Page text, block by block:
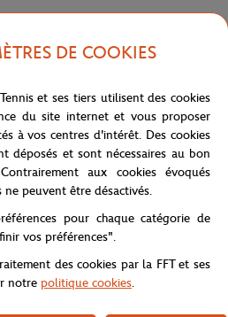
DE COOKIES
et ses tiers utilisent des cookies
du site internet et vous proposer
à vos centres d'intérêt. Des cookies
déposés et sont nécessaires au bon
aux cookies évoqués
ne peuvent être désactivés.
pour chaque catégorie de
vos préférences".
des cookies par la FFT et ses
notre politique cookies.